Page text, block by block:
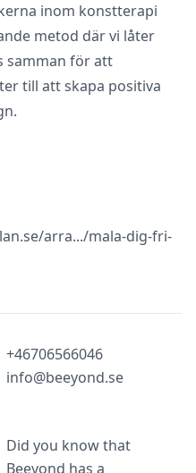
inom konstterapi
metod där vi låter
samman för att
till att skapa positiva
arra.../mala-dig-fri-
+46706566046
info@beeyond.se
Did you know that
Beeyond has a